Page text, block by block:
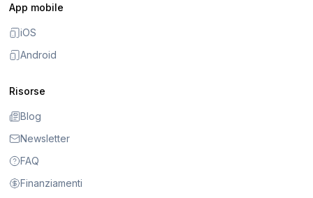
App mobile
iOS
Android
Risorse
Blog
Newsletter
FAQ
Finanziamenti